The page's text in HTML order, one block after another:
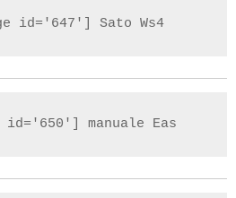
id='647'] Sato Ws4
id='650'] manuale Eas